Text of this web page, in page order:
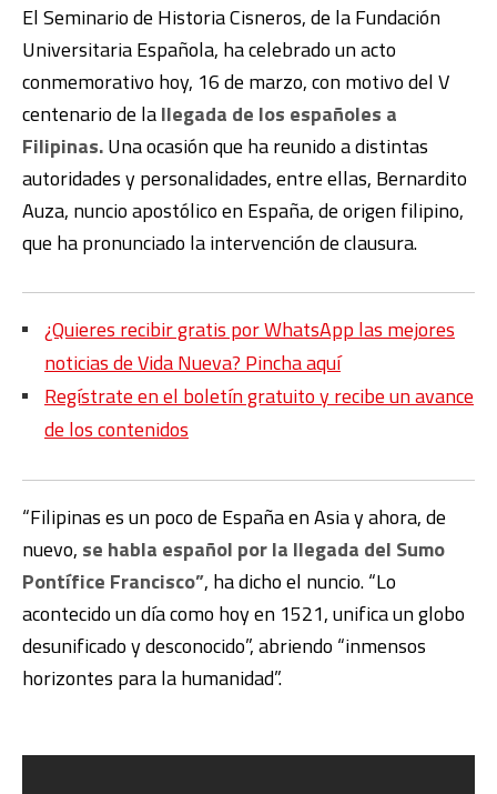
El Seminario de Historia Cisneros, de la Fundación
Universitaria Española, ha celebrado un acto
conmemorativo hoy, 16 de marzo, con motivo del V
centenario de lallegada de los españoles a
Filipinas.Una ocasión que ha reunido a distintas
autoridades y personalidades, entre ellas, Bernardito
Auza, nuncio apostólico en España, de origen filipino,
que ha pronunciado la intervención de clausura.
¿Quieres recibir gratis por WhatsApp las mejores
noticias de Vida Nueva? Pincha aquí
Regístrate en el boletín gratuito y recibe un avance
de los contenidos
“Filipinas es un poco de España en Asia y ahora, de
nuevo, se habla español por la llegada del Sumo
Pontífice Francisco”, ha dicho el nuncio. “Lo
acontecido un día como hoy en 1521, unifica un globo
desunificado y desconocido”, abriendo “inmensos
horizontes para la humanidad”.